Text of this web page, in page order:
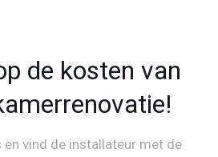
de kosten van
vind de installateur met de